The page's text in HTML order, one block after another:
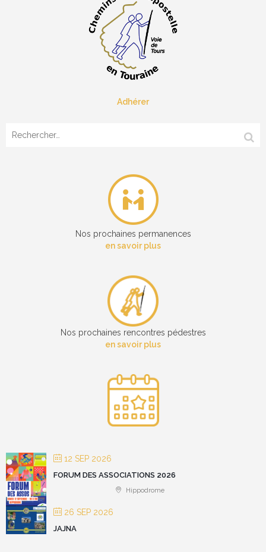
Adhérer
Nos prochaines permanences
en savoir plus
Nos prochaines rencontres pédestres
en savoir plus
12 SEP 2026
FORUM DES ASSOCIATIONS 2026
Hippodrome
26 SEP 2026
JAJNA